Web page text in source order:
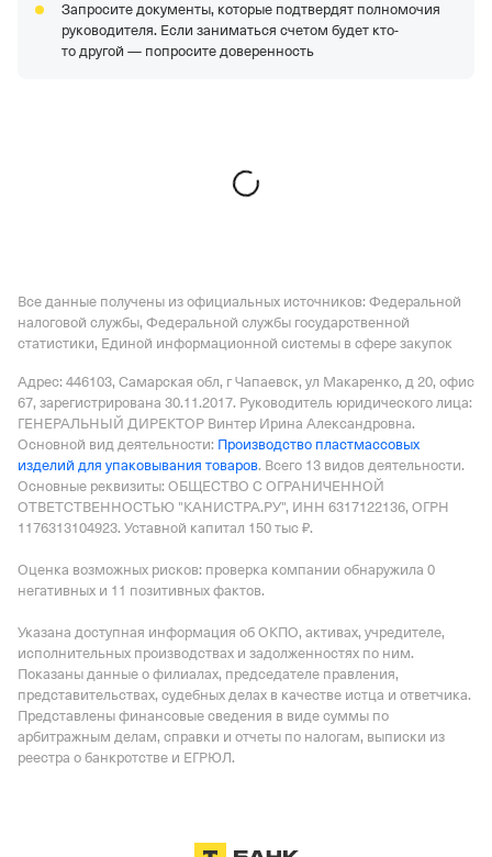
1326226252,ОГРН 1131326003511,КПП 132601001
ООО "ЗМТ-ГРУПП"—Действующая организация,
ОГРН 1176234014395,
Запросите документы, которые подтвердят полномочия
руководителя. Если заниматься счетом будет кто-
то другой — попросите доверенность
Все данные получены из официальных источников: Федеральной
налоговой службы, Федеральной службы государственной
статистики, Единой информационной системы в сфере закупок
Адрес: 446103, Самарская обл, г Чапаевск, ул Макаренко, д 20, офис
67, зарегистрирована 30.11.2017. Руководитель юридического лица:
ГЕНЕРАЛЬНЫЙ ДИРЕКТОР Винтер Ирина Александровна.
Основной вид деятельности: Производство пластмассовых
изделий для упаковывания товаров. Всего 13 видов деятельности.
Основные реквизиты: ОБЩЕСТВО С ОГРАНИЧЕННОЙ
ОТВЕТСТВЕННОСТЬЮ "КАНИСТРА.РУ", ИНН 6317122136, ОГРН
1176313104923. Уставной капитал 150 тыс ₽.
Оценка возможных рисков: проверка компании обнаружила 0
негативных и 11 позитивных фактов.
Указана доступная информация об ОКПО, активах, учредителе,
исполнительных производствах и задолженностях по ним.
Показаны данные о филиалах, председателе правления,
представительствах, судебных делах в качестве истца и ответчика.
Представлены финансовые сведения в виде суммы по
арбитражным делам, справки и отчеты по налогам, выписки из
реестра о банкротстве и ЕГРЮЛ.